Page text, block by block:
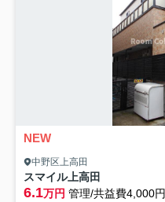
NEW
中野区上高田
スマイル上高田
6.1万円 管理/共益費4,000円